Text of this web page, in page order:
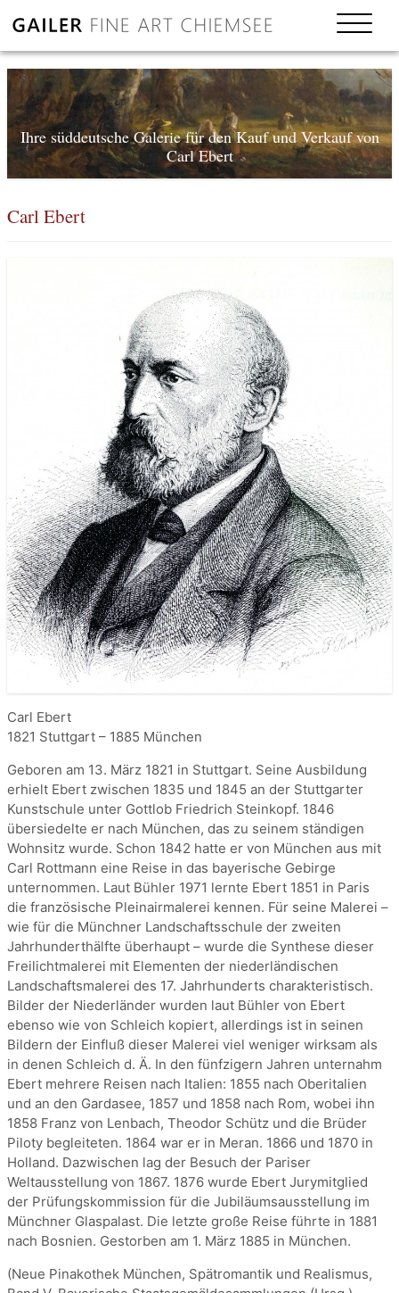
Ihre süddeutsche Galerie für den Kauf und Verkauf von
Carl Ebert
Carl Ebert
Carl Ebert
1821 Stuttgart – 1885 München
Geboren am 13. März 1821 in Stuttgart. Seine Ausbildung
erhielt Ebert zwischen 1835 und 1845 an der Stuttgarter
Kunstschule unter Gottlob Friedrich Steinkopf. 1846
übersiedelte er nach München, das zu seinem ständigen
Wohnsitz wurde. Schon 1842 hatte er von München aus mit
Carl Rottmann eine Reise in das bayerische Gebirge
unternommen. Laut Bühler 1971 lernte Ebert 1851 in Paris
die französische Pleinairmalerei kennen. Für seine Malerei –
wie für die Münchner Landschaftsschule der zweiten
Jahrhunderthälfte überhaupt – wurde die Synthese dieser
Freilichtmalerei mit Elementen der niederländischen
Landschaftsmalerei des 17. Jahrhunderts charakteristisch.
Bilder der Niederländer wurden laut Bühler von Ebert
ebenso wie von Schleich kopiert, allerdings ist in seinen
Bildern der Einfluß dieser Malerei viel weniger wirksam als
in denen Schleich d. Ä. In den fünfzigern Jahren unternahm
Ebert mehrere Reisen nach Italien: 1855 nach Oberitalien
und an den Gardasee, 1857 und 1858 nach Rom, wobei ihn
1858 Franz von Lenbach, Theodor Schütz und die Brüder
Piloty begleiteten. 1864 war er in Meran. 1866 und 1870 in
Holland. Dazwischen lag der Besuch der Pariser
Weltausstellung von 1867. 1876 wurde Ebert Jurymitglied
der Prüfungskommission für die Jubiläumsausstellung im
Münchner Glaspalast. Die letzte große Reise führte in 1881
nach Bosnien. Gestorben am 1. März 1885 in München.
(Neue Pinakothek München, Spätromantik und Realismus,